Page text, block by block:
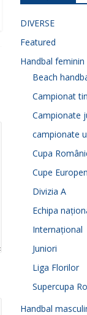
DIVERSE
Featured
Handbal feminin
Beach
Campionat
Campionate
campionate
Cupa
Cupe
Divizia A
Echipa
Internațional
Juniori
Liga Florilor
Supercupa
Handbal